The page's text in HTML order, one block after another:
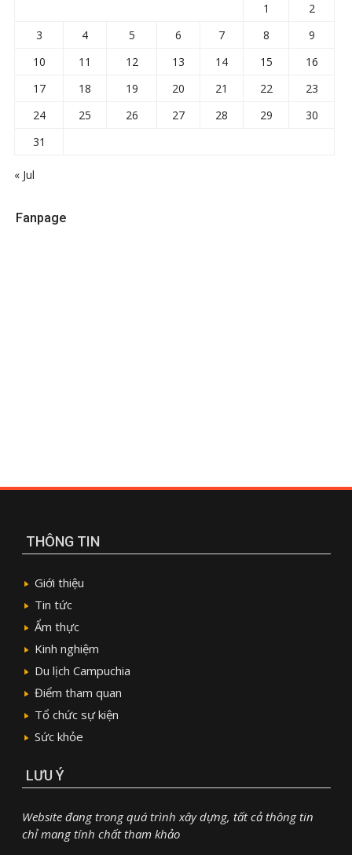
1
2
3
4 5 6 7 8
9
10
11 12 13 14 15
16
17
18 19 20 21 22
23
24
25 26 27 28 29
30
31
« Jul
Fanpage
THÔNG TIN
Giới thiệu
Tin tức
Ẩm thực
Kinh nghiệm
Du lịch Campuchia
Điểm tham quan
Tổ chức sự kiện
Sức khỏe
LƯU Ý
Website đang trong quá trình xây dựng, tất cả thông tin
chỉ mang tính chất tham khảo